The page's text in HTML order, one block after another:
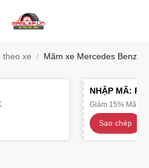
theo xe / Mâm xe Mercedes Benz
NHẬP MÃ:
Giảm 15% Mã
Sao chép